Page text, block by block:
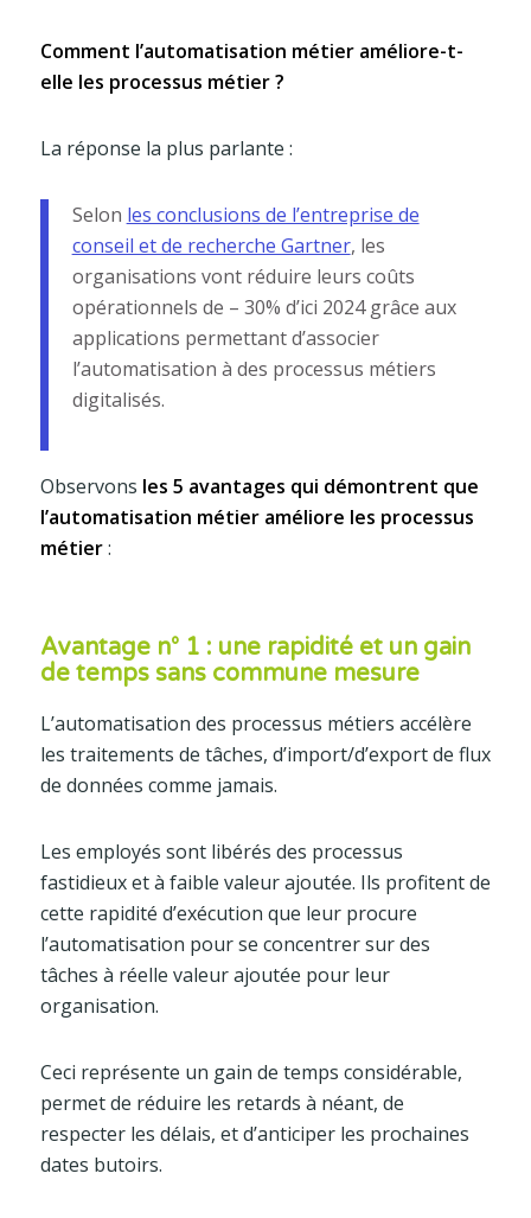
Comment l’automatisation métier améliore-t-
elle les processus métier ?
La réponse la plus parlante :
Selon les conclusions de l’entreprise de
conseil et de recherche Gartner, les
organisations vont réduire leurs coûts
opérationnels de – 30% d’ici 2024 grâce aux
applications permettant d’associer
l’automatisation à des processus métiers
digitalisés.
Observons les 5 avantages qui démontrent que
l’automatisation métier améliore les processus
métier:
Avantage n° 1 : une rapidité et un gain
de temps sans commune mesure
L’automatisation des processus métiers accélère
les traitements de tâches, d’import/d’export de flux
de données comme jamais.
Les employés sont libérés des processus
fastidieux et à faible valeur ajoutée. Ils profitent de
cette rapidité d’exécution que leur procure
l’automatisation pour se concentrer sur des
tâches à réelle valeur ajoutée pour leur
organisation.
Ceci représente un gain de temps considérable,
permet de réduire les retards à néant, de
respecter les délais, et d’anticiper les prochaines
dates butoirs.